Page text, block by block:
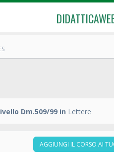
Dm.509/99 in Lettere
AGGIUNGI IL CORSO AI